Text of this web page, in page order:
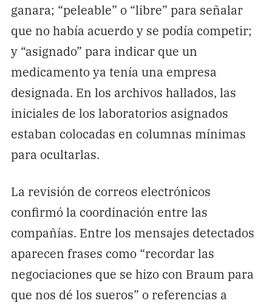
ganara; “peleable” o “libre” para señalar
que no había acuerdo y se podía competir;
y “asignado” para indicar que un
medicamento ya tenía una empresa
designada. En los archivos hallados, las
iniciales de los laboratorios asignados
estaban colocadas en columnas mínimas
para ocultarlas.
La revisión de correos electrónicos
confirmó la coordinación entre las
compañías. Entre los mensajes detectados
aparecen frases como “recordar las
negociaciones que se hizo con Braum para
que nos dé los sueros” o referencias a